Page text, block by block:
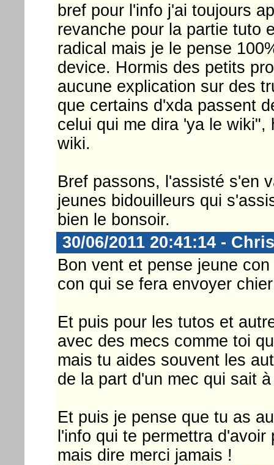
bref pour l'info j'ai toujours
revanche pour la partie tuto
radical mais je le pense
device. Hormis des petits
aucune explication sur des
que certains d'xda passent
celui qui me dira 'ya le
wiki.
Bref passons, l'assisté s'en
jeunes bidouilleurs qui
bien le bonsoir.
30/06/2011 20:41:14 -
Bon vent et pense jeune
con qui se fera envoyer
Et puis pour les tutos et
avec des mecs comme toi
mais tu aides souvent les
de la part d'un mec qui sait
Et puis je pense que tu as
l'info qui te permettra
mais dire merci jamais !